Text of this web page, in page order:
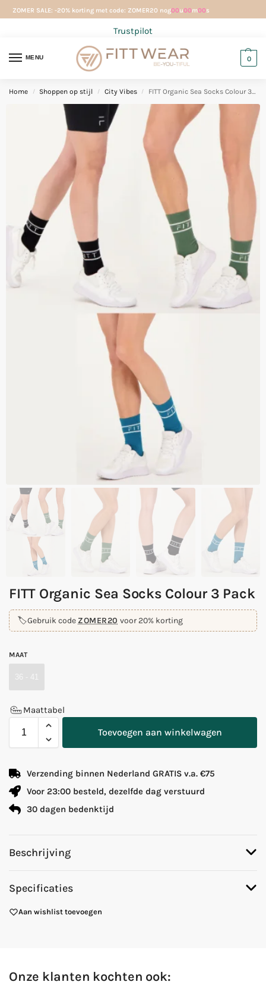
ZOMER SALE: -20% korting met code: ZOMER20 nog00u00m00s
Trustpilot
MENU 0
Home / Shoppen op stijl / City Vibes / FITT Organic Sea Socks Colour 3 Pack
FITT Organic Sea Socks Colour 3 Pack
🏷️Gebruik code ZOMER20 voor 20% korting
MAAT
36 - 41
Maattabel
Toevoegen aan winkelwagen
Verzending binnen Nederland GRATIS v.a. €75
Voor 23:00 besteld, dezelfde dag verstuurd
30 dagen bedenktijd
Beschrijving
Specificaties
Aan wishlist toevoegen
Onze klanten kochten ook: